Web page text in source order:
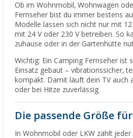
Ob im Wohnmobil, Wohnwagen
Fernseher bist du immer bestens
Modelle lassen sich nicht nur mit
mit 24 V oder 230 V betreiben. So
zuhause oder in der Gartenhütte
Wichtig: Ein Camping Fernseher ist
Einsatz gebaut – vibrationssicher,
kompakt. Damit läuft dein TV auch
oder bei Hitze zuverlässig.
Die passende Größe
In Wohnmobil oder LKW zählt